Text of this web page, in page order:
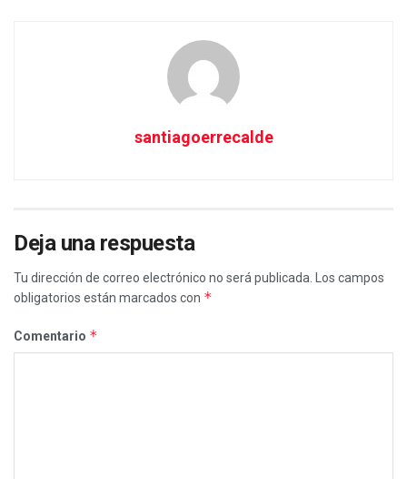
santiagoerrecalde
Deja una respuesta
Tu dirección de correo electrónico no será publicada.
Los campos
obligatorios están marcados con *
Comentario *